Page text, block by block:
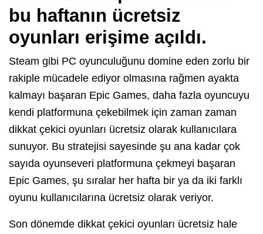
bu haftanın ücretsiz
oyunları erişime açıldı.
Steam gibi PC oyunculuğunu domine eden zorlu bir
rakiple mücadele ediyor olmasına rağmen ayakta
kalmayı başaran Epic Games, daha fazla oyuncuyu
kendi platformuna çekebilmek için zaman zaman
dikkat çekici oyunları ücretsiz olarak kullanıcılara
sunuyor. Bu stratejisi sayesinde şu ana kadar çok
sayıda oyunseveri platformuna çekmeyi başaran
Epic Games, şu sıralar her hafta bir ya da iki farklı
oyunu kullanıcılarına ücretsiz olarak veriyor.
Son dönemde dikkat çekici oyunları ücretsiz hale